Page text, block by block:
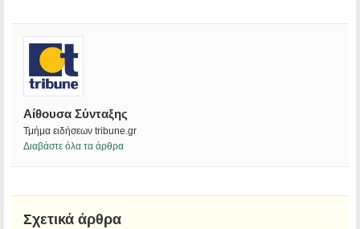
Αίθουσα Σύνταξης
Τμήμα ειδήσεων tribune.gr
Διαβάστε όλα τα άρθρα
Σχετικά άρθρα